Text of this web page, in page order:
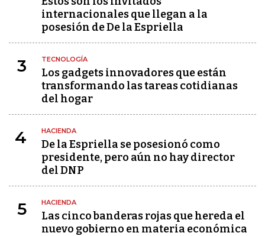
internacionales que llegan a la
posesión de De la Espriella
3 TECNOLOGÍA
Los gadgets innovadores que están
transformando las tareas cotidianas
del hogar
4 HACIENDA
De la Espriella se posesionó como
presidente, pero aún no hay director
del DNP
5 HACIENDA
Las cinco banderas rojas que hereda el
nuevo gobierno en materia económica